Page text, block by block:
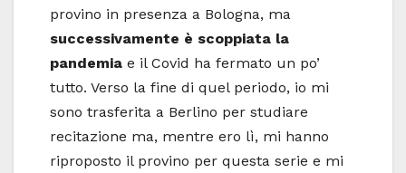
provino in presenza a Bologna, ma
successivamente è scoppiata la
pandemia e il Covid ha fermato un po’
tutto. Verso la fine di quel periodo, io mi
sono trasferita a Berlino per studiare
recitazione ma, mentre ero lì, mi hanno
riproposto il provino per questa serie e mi